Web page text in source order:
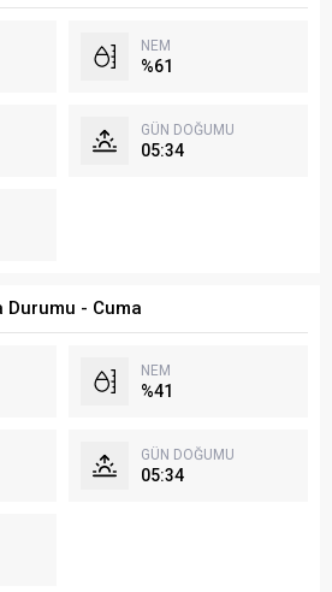
NEM
%61
GÜN DOĞUMU
05:34
Durumu - Cuma
NEM
%41
GÜN DOĞUMU
05:34